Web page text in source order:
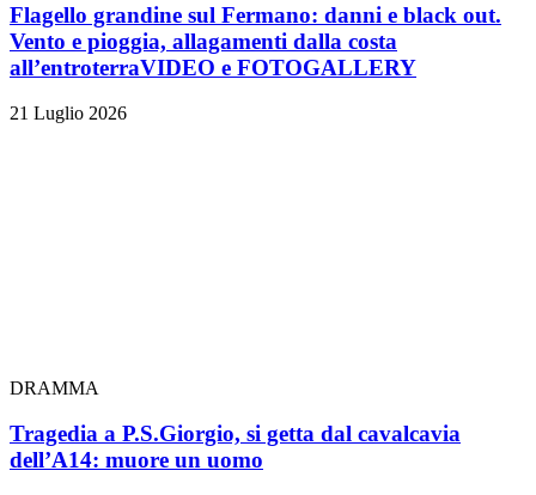
Flagello grandine sul Fermano: danni e black out.
Vento e pioggia, allagamenti dalla costa
all’entroterraVIDEO e FOTOGALLERY
21 Luglio 2026
DRAMMA
Tragedia a P.S.Giorgio, si getta dal cavalcavia
dell’A14: muore un uomo